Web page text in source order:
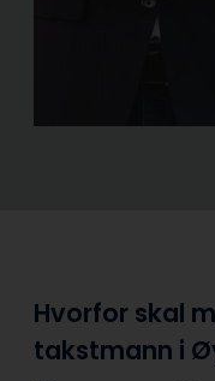
Hvorfor skal
takstmann i